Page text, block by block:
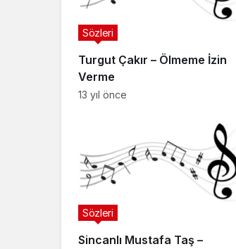
Turgut Çakır – Ölmeme İzin
Verme
Sözleri
13 yıl önce
Sincanlı Mustafa Taş –
Sözleri